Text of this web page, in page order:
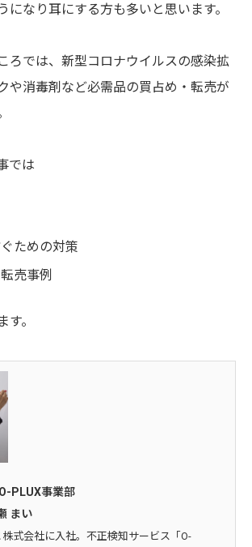
になり耳にする方も多いと思います。
ろでは、新型コロナウイルスの感染拡
や消毒剤など必需品の買占め・転売が
では
ための対策
売事例
。
PLUX事業部
まい
式会社に入社。不正検知サービス「O-